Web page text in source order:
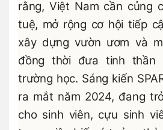
rằng, Việt Nam cần củng
tuệ, mở rộng cơ hội tiếp
xây dựng vườn ươm và
đồng thời đưa tinh thần
trường học. Sáng kiến
ra mắt năm 2024, đang
cho sinh viên, cựu sinh